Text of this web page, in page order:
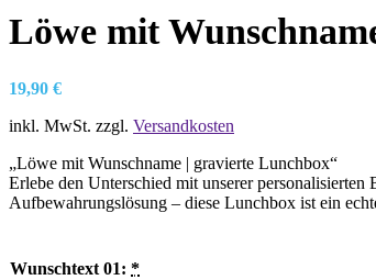
Löwe mit
19,90 €
inkl. MwSt. zzgl. Versandkosten
„Löwe mit Wunschname | gravierte Lunchbox“
Erlebe den Unterschied mit unserer
Aufbewahrungslösung – diese Lunchbox ist ein
Wunschtext 01: *